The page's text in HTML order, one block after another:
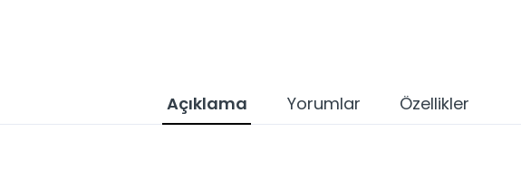
Açıklama Yorumlar Özellikler